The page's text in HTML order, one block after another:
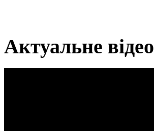
Актуальне відео